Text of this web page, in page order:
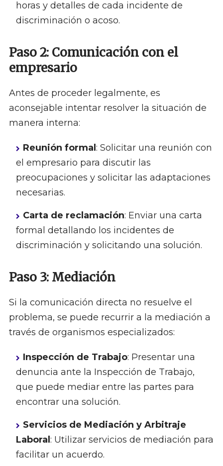
horas y detalles de cada incidente de
discriminación o acoso.
Paso 2: Comunicación con el
empresario
Antes de proceder legalmente, es
aconsejable intentar resolver la situación de
manera interna:
Reunión formal : Solicitar una reunión con
el empresario para discutir las
preocupaciones y solicitar las adaptaciones
necesarias.
Carta de reclamación: Enviar una carta
formal detallando los incidentes de
discriminación y solicitando una solución.
Paso 3: Mediación
Si la comunicación directa no resuelve el
problema, se puede recurrir a la mediación a
través de organismos especializados:
Inspección de Trabajo: Presentar una
denuncia ante la Inspección de Trabajo,
que puede mediar entre las partes para
encontrar una solución.
Servicios de Mediación y Arbitraje
Laboral : Utilizar servicios de mediación para
facilitar un acuerdo.